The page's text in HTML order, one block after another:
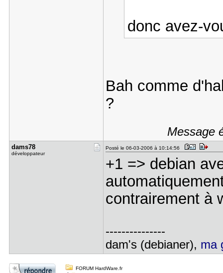
donc avez-
Bah comme
?
Message
dams78
développateur
Posté le 06-03-2006 à 10:14:56
+1 => debian
contrairement à
---------------
dam's (debianer), ma
FORUM HardWare.fr